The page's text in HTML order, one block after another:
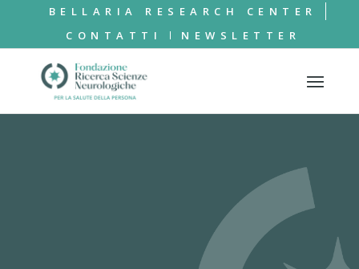
BELLARIA RESEARCH CENTER
CONTATTI
NEWSLETTER